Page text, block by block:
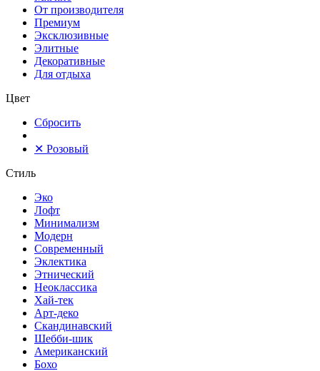
От производителя
Премиум
Эксклюзивные
Элитные
Декоративные
Для отдыха
Цвет
Сбросить
✕ Розовый
Стиль
Эко
Лофт
Минимализм
Модерн
Современный
Эклектика
Этнический
Неоклассика
Хай-тек
Арт-деко
Скандинавский
Шебби-шик
Американский
Бохо